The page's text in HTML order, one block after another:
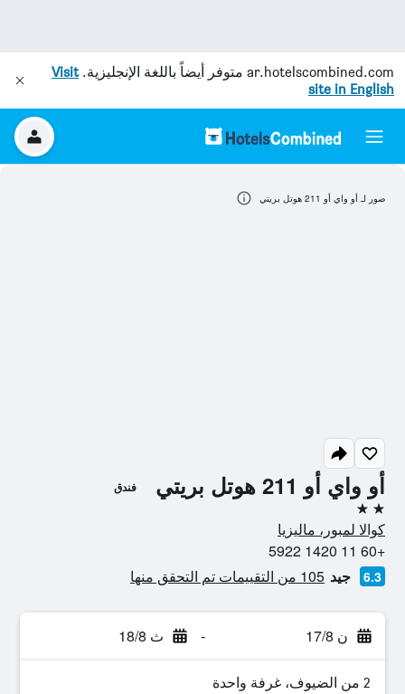
ar.hotelscombined.com متوفر أيضاً باللغة الإنجليزية.Visit
site in English
أو واي أو 211 هوتل بريتي فندق
2 نجمتين
كوالا لمبور، ماليزيا
+60 11 1420 5922
6.3 جيد 105 من التقييمات تم التحقق منها
ن 17/8 - ث 18/8
2 من الضيوف، غرفة واحدة
صور لـ أو واي أو 211 هوتل بريتي